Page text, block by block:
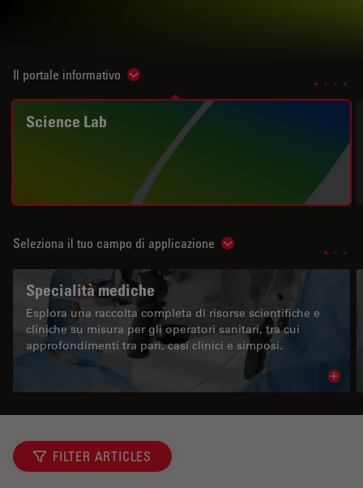
Il portale informativo Show subnavigation
Science Lab
Seleziona il tuo campo di applicazione Show subnavigation
Specialità mediche
Esplora una raccolta completa di risorse scientifiche e
cliniche su misura per gli operatori sanitari, tra cui
approfondimenti tra pari, casi clinici e simposi.
FILTER ARTICLES